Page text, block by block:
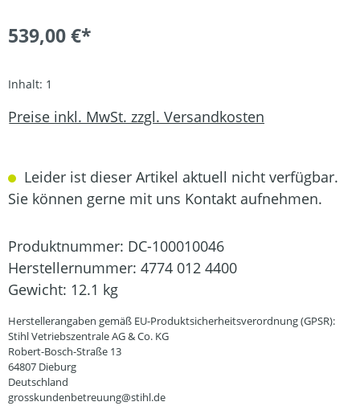
539,00 €*
Inhalt: 1
Preise inkl. MwSt. zzgl. Versandkosten
Leider ist dieser Artikel aktuell nicht verfügbar.
Sie können gerne mit uns Kontakt aufnehmen.
Produktnummer: DC-100010046
Herstellernummer: 4774 012 4400
Gewicht: 12.1 kg
Herstellerangaben gemäß EU-Produktsicherheitsverordnung (GPSR):
Stihl Vetriebszentrale AG & Co. KG
Robert-Bosch-Straße 13
64807 Dieburg
Deutschland
grosskundenbetreuung@stihl.de